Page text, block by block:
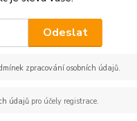
Odeslat
zpracování osobních údajů.
údajůpro účely registrace.